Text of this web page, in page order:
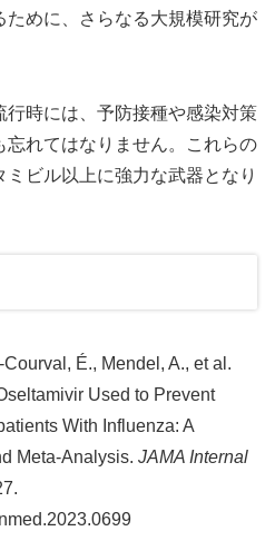
ために、さらなる大規模研究が
時には、予防接種や感染対策
忘れてはなりません。これらの
ビル以上に強力な武器となり
É., Mendel, A., et al.
Used to Prevent
With Influenza: A
Meta-Analysis.JAMA Internal